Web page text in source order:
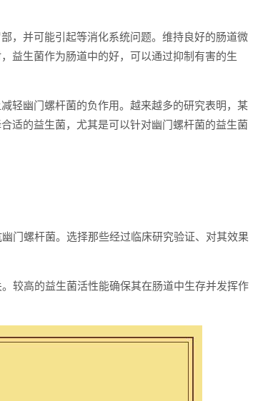
，并可能引起等消化系统问题。维持良好的肠道微
益生菌作为肠道中的好，可以通过抑制有害的生
轻幽门螺杆菌的负作用。越来越多的研究表明，某
适的益生菌，尤其是可以针对幽门螺杆菌的益生菌
门螺杆菌。选择那些经过临床研究验证、对其效果
较高的益生菌活性能确保其在肠道中生存并发挥作